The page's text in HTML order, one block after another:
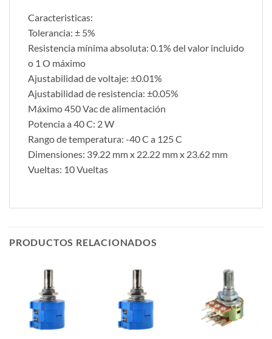
Caracteristicas:
Tolerancia: ± 5%
Resistencia mínima absoluta: 0.1% del valor incluido
o 1 O máximo
Ajustabilidad de voltaje: ±0.01%
Ajustabilidad de resistencia: ±0.05%
Máximo 450 Vac de alimentación
Potencia a 40 C: 2 W
Rango de temperatura: -40 C a 125 C
Dimensiones: 39.22 mm x 22.22 mm x 23.62 mm
Vueltas: 10 Vueltas
PRODUCTOS RELACIONADOS